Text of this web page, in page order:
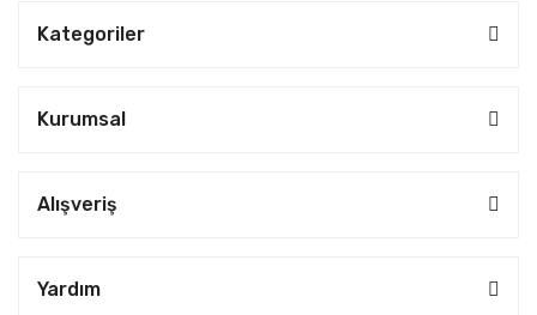
Kategoriler
Kurumsal
Alışveriş
Yardım